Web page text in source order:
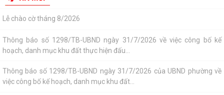
Thông tin chung
Tổ chức bộ máy
công khai Quyết định của Chủ tịch Ủy...
giữa năm 2026 HĐND thành phố...
Hội nghị tập huấn công tác Đoàn và phong trào thanh thiếu nhi năm
2026
Công văn số: 20/CV-TYT của Trạm y tế phường v/v công khai số điện